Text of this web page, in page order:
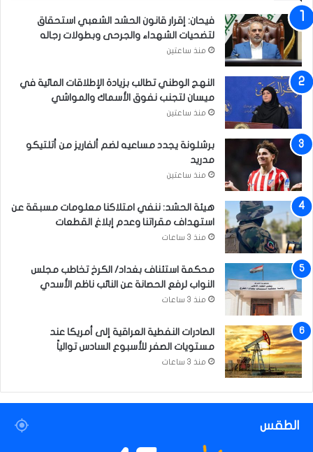
ح
م
ا
ل
ث
ة
و
ا
ل
ع
ش
ر
ي
ن
فيحان: إقرار قانون الحشد الشعبي استحقاق
لتضحيات الشهداء والجرحى وبطولات رجاله
منذ ساعتين
النهج الوطني تطالب بزيادة الإطلاقات المائية في
ميسان لتجنب نفوق الأسماك والمواشي
منذ ساعتين
برشلونة يجدد مساعيه لضم ألفاريز من أتلتيكو
مدريد
منذ ساعتين
هيئة الحشد: ننفي امتلاكنا معلومات مسبقة عن
استهداف مقراتنا وعدم إبلاغ القطعات
منذ 3 ساعات
محكمة استئناف بغداد/ الكرخ تخاطب مجلس
النواب لرفع الحصانة عن النائب ناظم الأسدي
منذ 3 ساعات
الصادرات النفطية العراقية إلى أمريكا عند
مستويات الصفر للأسبوع السادس توالياً
منذ 3 ساعات
الطقس